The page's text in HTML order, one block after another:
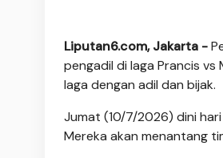
Liputan6.com, Jakarta -
pengadil di laga Prancis
laga dengan adil dan bijak.
Jumat (10/7/2026) dini
Mereka akan menantang